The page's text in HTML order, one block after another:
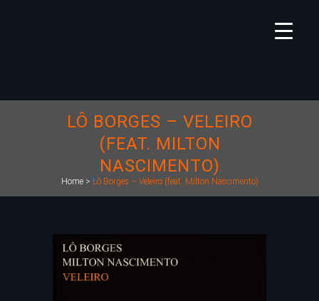
LÔ BORGES – VELEIRO
(FEAT. MILTON
NASCIMENTO)
Home> Lô Borges – Veleiro (feat. Milton Nascimento)